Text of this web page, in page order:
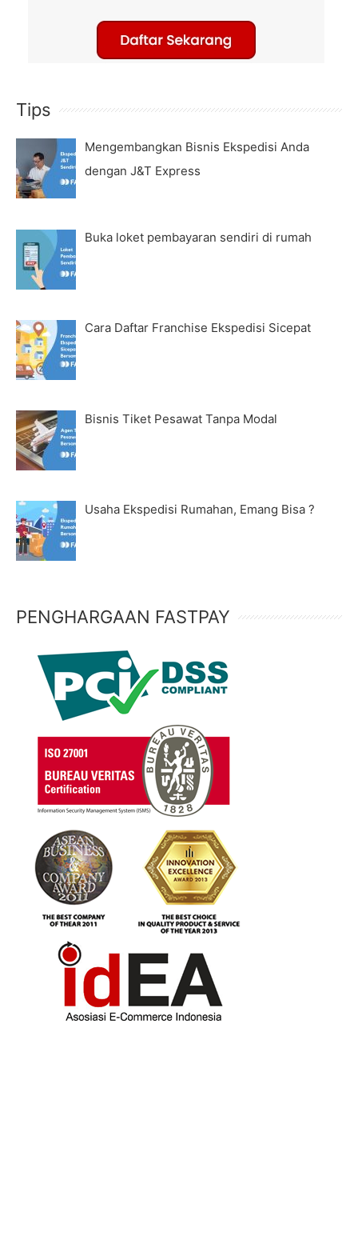
Tips
Mengembangkan Bisnis Ekspedisi Anda
dengan J&T Express
Buka loket pembayaran sendiri di rumah
Cara Daftar Franchise Ekspedisi Sicepat
Bisnis Tiket Pesawat Tanpa Modal
Usaha Ekspedisi Rumahan, Emang Bisa ?
PENGHARGAAN FASTPAY